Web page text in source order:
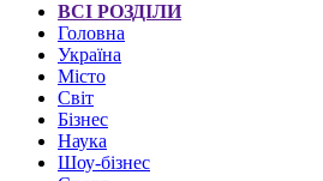
ВСІ РОЗДІЛИ
Головна
Україна
Місто
Світ
Бізнес
Наука
Шоу-бізнес